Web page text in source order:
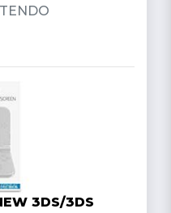
3DS/3DS